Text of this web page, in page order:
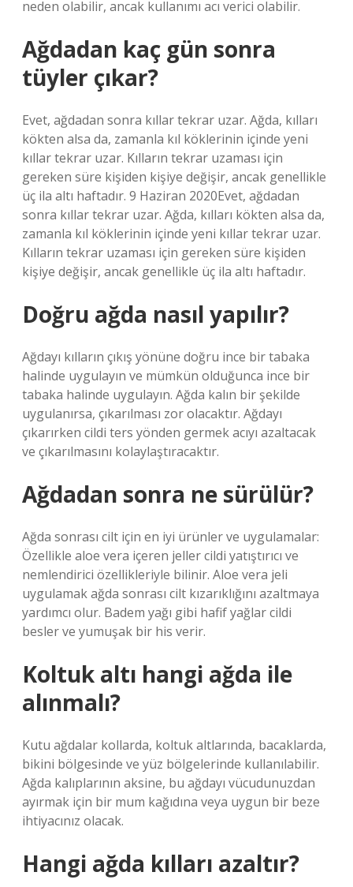
neden olabilir, ancak kullanımı acı verici olabilir.
Ağdadan kaç gün sonra
tüyler çıkar?
Evet, ağdadan sonra kıllar tekrar uzar. Ağda, kılları
kökten alsa da, zamanla kıl köklerinin içinde yeni
kıllar tekrar uzar. Kılların tekrar uzaması için
gereken süre kişiden kişiye değişir, ancak genellikle
üç ila altı haftadır. 9 Haziran 2020Evet, ağdadan
sonra kıllar tekrar uzar. Ağda, kılları kökten alsa da,
zamanla kıl köklerinin içinde yeni kıllar tekrar uzar.
Kılların tekrar uzaması için gereken süre kişiden
kişiye değişir, ancak genellikle üç ila altı haftadır.
Doğru ağda nasıl yapılır?
Ağdayı kılların çıkış yönüne doğru ince bir tabaka
halinde uygulayın ve mümkün olduğunca ince bir
tabaka halinde uygulayın. Ağda kalın bir şekilde
uygulanırsa, çıkarılması zor olacaktır. Ağdayı
çıkarırken cildi ters yönden germek acıyı azaltacak
ve çıkarılmasını kolaylaştıracaktır.
Ağdadan sonra ne sürülür?
Ağda sonrası cilt için en iyi ürünler ve uygulamalar:
Özellikle aloe vera içeren jeller cildi yatıştırıcı ve
nemlendirici özellikleriyle bilinir. Aloe vera jeli
uygulamak ağda sonrası cilt kızarıklığını azaltmaya
yardımcı olur. Badem yağı gibi hafif yağlar cildi
besler ve yumuşak bir his verir.
Koltuk altı hangi ağda ile
alınmalı?
Kutu ağdalar kollarda, koltuk altlarında, bacaklarda,
bikini bölgesinde ve yüz bölgelerinde kullanılabilir.
Ağda kalıplarının aksine, bu ağdayı vücudunuzdan
ayırmak için bir mum kağıdına veya uygun bir beze
ihtiyacınız olacak.
Hangi ağda kılları azaltır?